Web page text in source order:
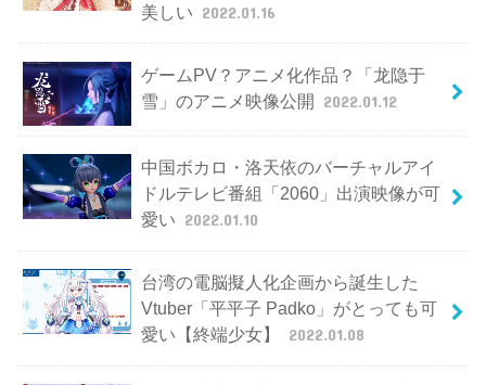
美しい 2022.01.16
ゲームPV？アニメ化作品？「龙隐于
雪」のアニメ映像公開 2022.01.12
中国ボカロ・洛天依のバーチャルアイ
ドルテレビ番組「2060」出演映像が可
愛い 2022.01.10
台湾の電脳擬人化企画から誕生した
Vtuber「平平子 Padko」がとっても可
愛い【終端少女】
2022.01.08